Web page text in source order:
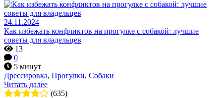
24.11.2024
Как избежать конфликтов на прогулке с собакой: лучшие
советы для владельцев
13
0
5 минут
Дрессировка, Прогулки, Собаки
Читать далее
(635)